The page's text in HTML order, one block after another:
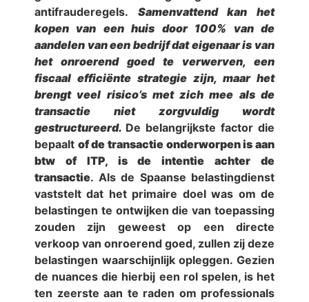
antifrauderegels. Samenvattend kan het
kopen van een huis door 100% van de
aandelen van een bedrijf dat eigenaar is van
het onroerend goed te verwerven, een
fiscaal efficiënte strategie zijn, maar het
brengt veel risico’s met zich mee als de
transactie niet zorgvuldig wordt
gestructureerd. De belangrijkste factor die
bepaalt of de transactie onderworpen is aan
btw of ITP, is de intentie achter de
transactie. Als de Spaanse belastingdienst
vaststelt dat het primaire doel was om de
belastingen te ontwijken die van toepassing
zouden zijn geweest op een directe
verkoop van onroerend goed, zullen zij deze
belastingen waarschijnlijk opleggen. Gezien
de nuances die hierbij een rol spelen, is het
ten zeerste aan te raden om professionals